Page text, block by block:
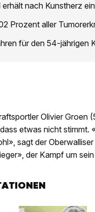
nach Kunstherz
Prozent aller
für den 54-jährigen
Olivier Groen
etwas nicht stimmt.
sagt der
der Kampf um